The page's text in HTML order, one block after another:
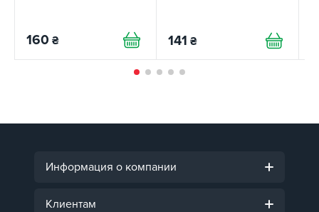
160 ₴ 141 ₴
Информация о компании
Клиентам